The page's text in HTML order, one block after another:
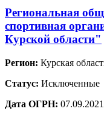
Региональная
спортивная
Курской области"
Регион: Курская
Статус: Исключенные
Дата ОГРН: 07.09.2021